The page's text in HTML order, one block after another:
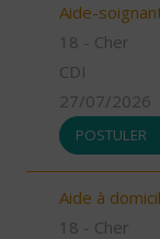
Aide-
18 - Cher
CDI
27/07/2026
POSTULER
Aide à
18 - Cher